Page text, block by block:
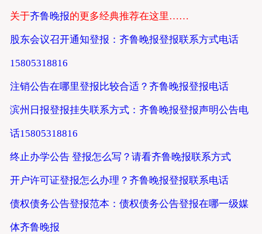
关于齐鲁晚报的更多经典推荐在这里……
股东会议召开通知登报：齐鲁晚报登报联系方式电话
15805318816
注销公告在哪里登报比较合适？齐鲁晚报登报电话
滨州日报登报挂失联系方式：齐鲁晚报登报声明公告电
话15805318816
终止办学公告 登报怎么写？请看齐鲁晚报联系方式
开户许可证登报怎么办理？齐鲁晚报登报联系电话
债权债务公告登报范本：债权债务公告登报在哪一级媒
体齐鲁晚报